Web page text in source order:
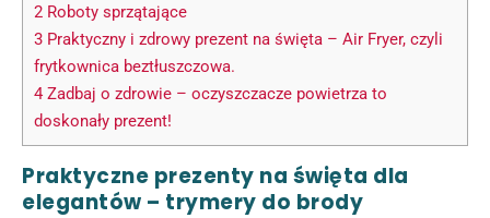
2 Roboty sprzątające
3 Praktyczny i zdrowy prezent na święta – Air Fryer, czyli
frytkownica beztłuszczowa.
4 Zadbaj o zdrowie – oczyszczacze powietrza to
doskonały prezent!
Praktyczne prezenty na święta dla
elegantów – trymery do brody